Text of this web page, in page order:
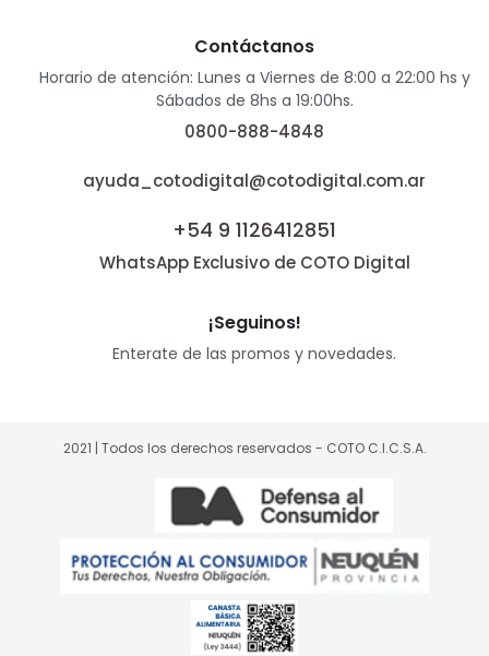
Contáctanos
Horario de atención: Lunes a Viernes de 8:00 a 22:00 hs y
Sábados de 8hs a 19:00hs.
0800-888-4848
ayuda_cotodigital@cotodigital.com.ar
+54 9 1126412851
WhatsApp Exclusivo de COTO Digital
¡Seguinos!
Enterate de las promos y novedades.
2021 | Todos los derechos reservados - COTO C.I.C.S.A.